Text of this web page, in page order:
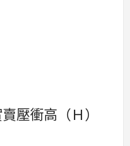
壓衝高（Ｈ）